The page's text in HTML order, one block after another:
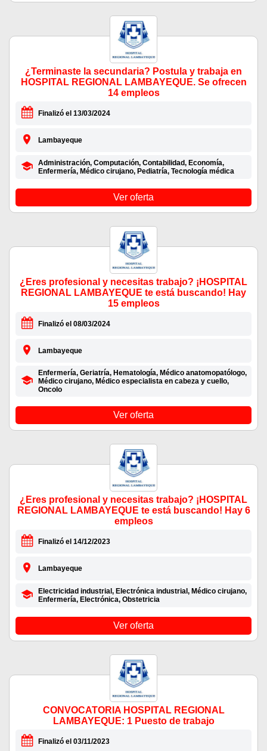
¿Terminaste la secundaria? Postula y trabaja en
HOSPITAL REGIONAL LAMBAYEQUE. Se ofrecen
14 empleos
Finalizó el 13/03/2024
Lambayeque
Administración, Computación, Contabilidad, Economía,
Enfermería, Médico cirujano, Pediatría, Tecnología médica
Ver oferta
¿Eres profesional y necesitas trabajo? ¡HOSPITAL
REGIONAL LAMBAYEQUE te está buscando! Hay
15 empleos
Finalizó el 08/03/2024
Lambayeque
Enfermería, Geriatría, Hematología, Médico anatomopatólogo,
Médico cirujano, Médico especialista en cabeza y cuello,
Oncolo
Ver oferta
¿Eres profesional y necesitas trabajo? ¡HOSPITAL
REGIONAL LAMBAYEQUE te está buscando! Hay 6
empleos
Finalizó el 14/12/2023
Lambayeque
Electricidad industrial, Electrónica industrial, Médico cirujano,
Enfermería, Electrónica, Obstetricia
Ver oferta
CONVOCATORIA HOSPITAL REGIONAL
LAMBAYEQUE: 1 Puesto de trabajo
Finalizó el 03/11/2023